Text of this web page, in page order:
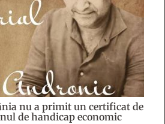
nu a primit un certificat de
de handicap economic